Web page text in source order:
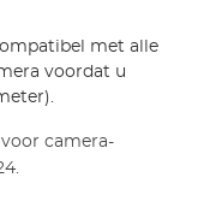
met alle
voordat u
camera-